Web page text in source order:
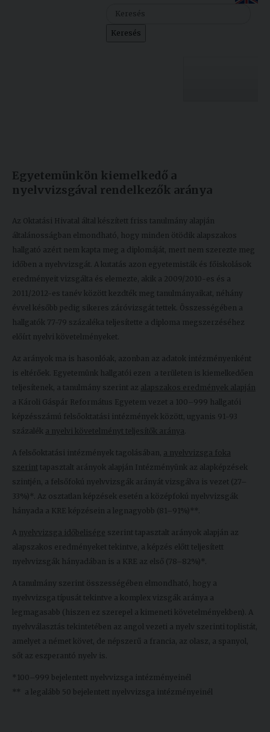
Akadémia
Keresés
Kiadványok
Szolgáltatásaink
Nemzetközi
kapcsolatok
Egyetemi
Lelkészség
Sajtó
Sport
Akadémia
Egyetemünkön kiemelkedő a
nyelvvizsgával rendelkezők aránya
Az Oktatási Hivatal által készített friss tanulmány alapján
általánosságban elmondható, hogy minden ötödik alapszakos
hallgató azért nem kapta meg a diplomáját, mert nem szerezte meg
időben a nyelvvizsgát. A kutatás azon egyetemisták és főiskolások
eredményeit vizsgálta és elemezte, akik a 2009/2010-es és a
2011/2012-es tanév között kezdték meg tanulmányaikat, néhány
évvel később pedig sikeres záróvizsgát tettek. Összességében a
hallgatók 77-79 százaléka teljesítette a diploma megszerzéséhez
előírt nyelvi követelményeket.
Az arányok ma is hasonlóak, azonban az adatok intézményenként
is eltérőek. Egyetemünk hallgatói ezen a területen is kiemelkedően
teljesítenek, a tanulmány szerint az alapszakos eredmények alapján
a Károli Gáspár Református Egyetem vezet a 100–999 hallgatói
képzésszámú felsőoktatási intézmények között, ugyanis 91-93
százalék a nyelvi követelményt teljesítők aránya.
A felsőoktatási intézmények tagolásában, a nyelvvizsga foka
szerint tapasztalt arányok alapján Intézményünk az alapképzések
szintjén, a felsőfokú nyelvvizsgák arányát vizsgálva is vezet (27–
33%)*. Az osztatlan képzések esetén a középfokú nyelvvizsgák
hányada a KRE képzésein a legnagyobb (81–91%)**.
A nyelvvizsga időbelisége szerint tapasztalt arányok alapján az
alapszakos eredményeket tekintve, a képzés előtt teljesített
nyelvvizsgák hányadában is a KRE az első (78–82%)*.
A tanulmány szerint összességében elmondható, hogy a
nyelvvizsga típusát tekintve a komplex vizsgák aránya a
legmagasabb (hiszen ez szerepel a kimeneti követelményekben). A
nyelvválasztás tekintetében az angol vezeti a nyelv szerinti toplistát,
amelyet a német követ, de népszerű a francia, az olasz, a spanyol,
sőt az eszperantó nyelv is.
*100–999 bejelentett nyelvvizsga intézményeinél
** a legalább 50 bejelentett nyelvvizsga intézményeinél